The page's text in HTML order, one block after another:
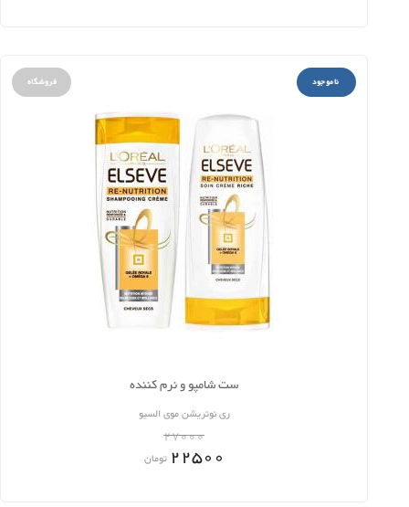
ناموجود فروشگاه
ست شامپو و نرم کننده
ری نوتریشن موی السیو
27000
22500 تومان